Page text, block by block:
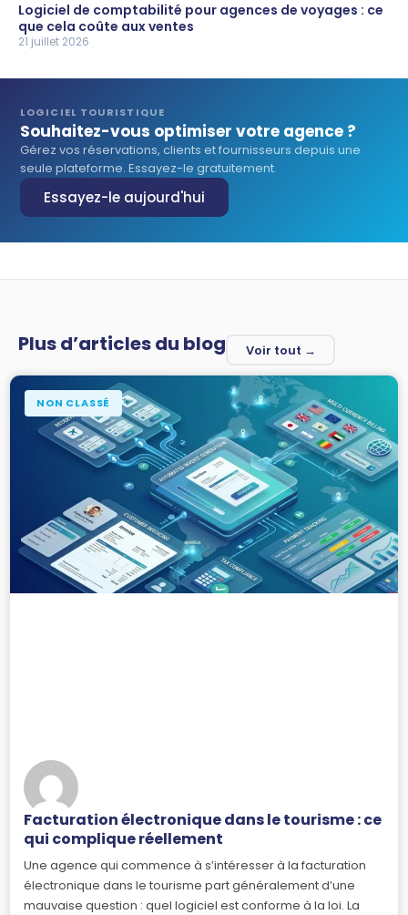
Logiciel de comptabilité pour agences de voyages : ce
que cela coûte aux ventes
21 juillet 2026
LOGICIEL TOURISTIQUE
Souhaitez-vous optimiser votre agence ?
Gérez vos réservations, clients et fournisseurs depuis une
seule plateforme. Essayez-le gratuitement.
Essayez-le aujourd'hui
Plus d’articles du blog Voir tout →
NON CLASSÉ
Facturation électronique dans le tourisme : ce
qui complique réellement
Une agence qui commence à s’intéresser à la facturation
électronique dans le tourisme part généralement d’une
mauvaise question : quel logiciel est conforme à la loi. La